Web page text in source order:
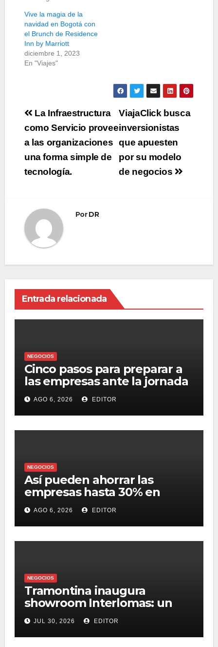
Vive la magia de la
navidad en Bogotá con
el Brunch de Residence
Inn by Marriott
diciembre 1, 2023
En "Viajes"
Navegación
de
entradas
ViajaClick busca
inversionistas
que apuesten
por su modelo
de negocios
La Infraestructura
como Servicio provee
a las organizaciones
una forma simple de
tecnología.
PorDR
Entrada relacionada
NEGOCIOS
Cinco pasos para preparar a
las empresas ante la jornada
laboral de 40 horas
AGO 6, 2026 EDITOR
NEGOCIOS
Así pueden ahorrar las
empresas hasta 30% en
presupuesto
AGO 6, 2026 EDITOR
NEGOCIOS
Tramontina inaugura
showroom Interlomas: un
espacio para vivir la
experiencia de sus
soluciones profesionales y
JUL 30, 2026 EDITOR